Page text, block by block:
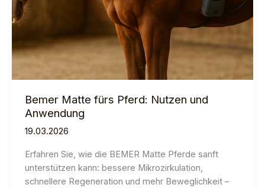
Bemer Matte fürs Pferd: Nutzen und
Anwendung
19.03.2026
Erfahren Sie, wie die BEMER Matte Pferde sanft
unterstützen kann: bessere Mikrozirkulation,
schnellere Regeneration und mehr Beweglichkeit –